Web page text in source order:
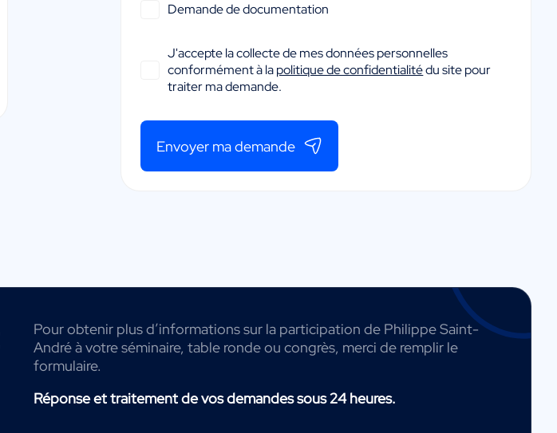
Demande de documentation
J'accepte la collecte de mes données personnelles
conformément à lapolitique de confidentialitédu site pour
traiter ma demande.
Envoyer ma demande
Pour obtenir plus d’informations sur la participation de Philippe Saint-
André à votre séminaire, table ronde ou congrès, merci de remplir le
formulaire.
Réponse et traitement de vos demandes sous 24 heures.